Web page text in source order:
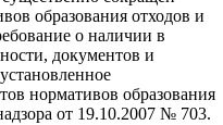
образования отходов и
о наличии в
документов и
нормативов образования
от 19.10.2007 № 703.